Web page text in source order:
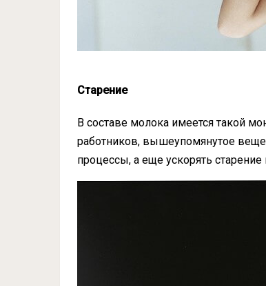
Старение
В составе молока имеется такой
работников, вышеупомянутое
процессы, а еще ускорять старение